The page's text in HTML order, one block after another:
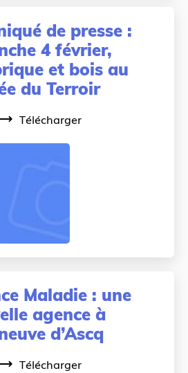
de presse :
4 février,
et bois au
du Terroir
Télécharger
Maladie : une
agence à
d’Ascq
Télécharger